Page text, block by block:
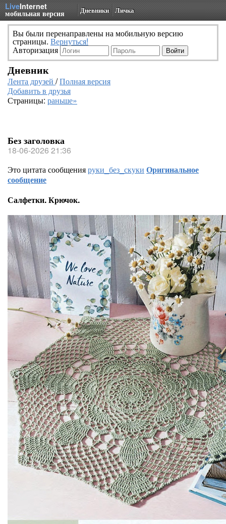
LiveInternet
мобильная версия Дневники Личка
Вы были перенаправлены на мобильную версию
страницы. Вернуться!
Авторизация
Дневник
Лента друзей /Полная версия
Добавить в друзья
Страницы: раньше»
Без заголовка
18-06-2026 21:36
Это цитата сообщенияруки_без_скуки Оригинальное
сообщение
Салфетки. Крючок.